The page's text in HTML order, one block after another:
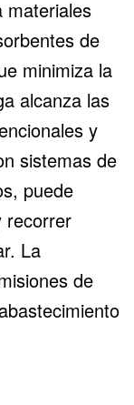
materiales
de
minimiza la
alcanza las
y
sistemas de
puede
recorrer
La
de